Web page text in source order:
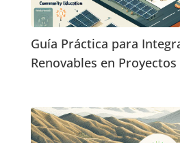
Guía Práctica para
Renovables en